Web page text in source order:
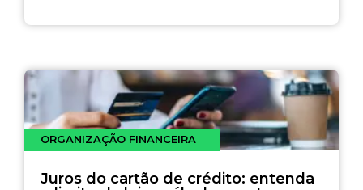
ORGANIZAÇÃO FINANCEIRA
Juros do cartão de crédito: entenda